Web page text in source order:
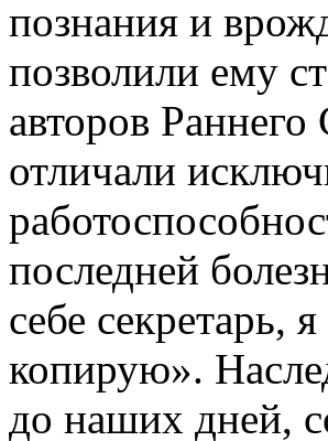
познания и
позволили ему
авторов
отличали
последней
себе секретарь,
копирую».
до наших дней,